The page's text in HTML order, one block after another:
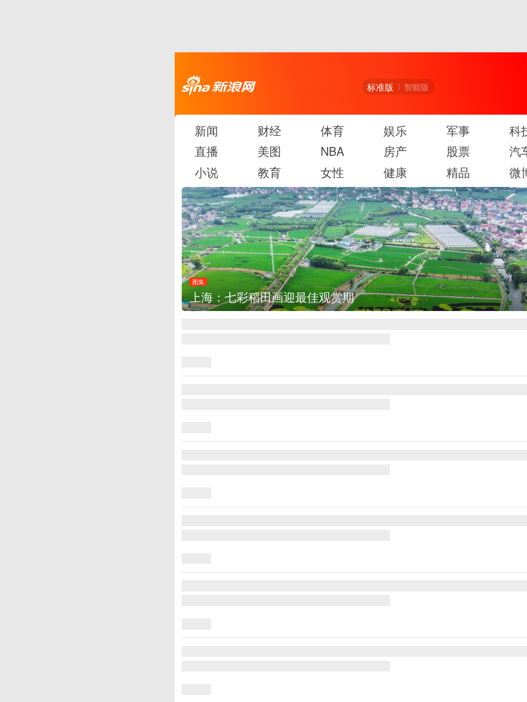
标准版 智能版
新闻 财经 体育 娱乐 军事
科
直播
美图 NBA 房产 股票
汽
小说
教育 女性 健康 精品 微
图集
上海：七彩稻田画迎最佳观赏期